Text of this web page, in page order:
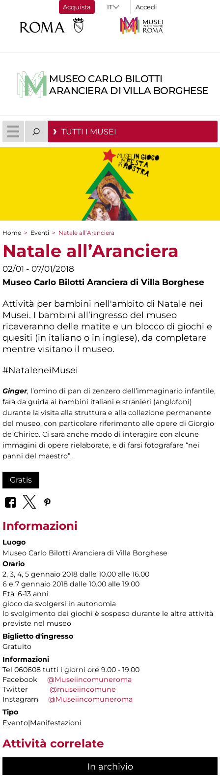
Acquista Accedi
MUSEO CARLO BILOTTI
ARANCIERA DI VILLA BORGHESE
TUTTI I MUSEI
Tu sei qui
Home > Eventi > Natale all’Aranciera
Natale all’Aranciera
02/01 - 07/01/2018
Museo Carlo Bilotti Aranciera di Villa Borghese
Attività per bambini nell'ambito di Natale nei
Musei. I bambini all’ingresso del museo
riceveranno delle matite e un blocco di giochi e
quesiti (in italiano o in inglese), da completare
mentre visitano il museo.
#NataleneiMusei
Ginger, l’omino di pan di zenzero dell’immaginario infantile,
farà da guida ai bambini italiani e stranieri (anglofoni)
durante la visita alla struttura e alla collezione permanente
del museo, con particolare riferimento alle opere di Giorgio
de Chirico. Ci sarà anche modo di interagire con alcune
immagini di opere rielaborate, e di farsi fotografare “nei
panni del maestro”.
Gratis
Informazioni
Luogo
Museo Carlo Bilotti Aranciera di Villa Borghese
Orario
2, 3, 4, 5 gennaio 2018 dalle 10.00 alle 16.00
6 e 7 gennaio 2018 dalle 10.00 alle 19.00
Età: 6-13 anni
gioco da svolgersi in autonomia
lo svolgimento dei giochi è sospeso durante le altre attività
previste nel museo
Biglietto d'ingresso
Gratuito
Informazioni
Tel 060608 tutti i giorni ore 9.00 - 19.00
Facebook @Museiincomuneroma
Twitter @museiincomune
Instagram @Museiincomuneroma
Tipo
Evento|Manifestazioni
Attività correlate
In archivio